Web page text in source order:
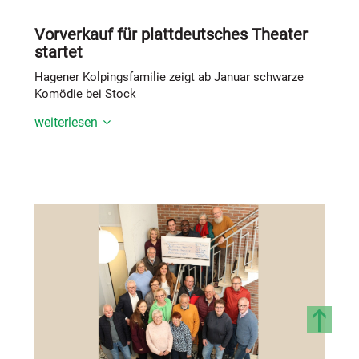
Vorverkauf für plattdeutsches Theater
startet
Hagener Kolpingsfamilie zeigt ab Januar schwarze
Komödie bei Stock
weiterlesen
Kolpingsfamilie St. Martinus Hagen a.T.W. die
Komödie „Chaos in’t Bestattungshuus“ aufführen wird.
Das dreiaktige Stück von Winnie Abel handelt von
dem Bestatterehepaar Speck, das sich aufgrund seiner
finanziellen Misslage auf einen unmoralischen Deal
einlässt, als ein reicher Fabrikant seinen Tod
vortäuschen und seine Beerdigung inszenieren lassen
möchte. Als dann auch noch dessen verbitterte Frau,
sein unterwürfiger Assistent und sogar eine geheime
Liebschaft auftauchen, muss die Familie Speck sich